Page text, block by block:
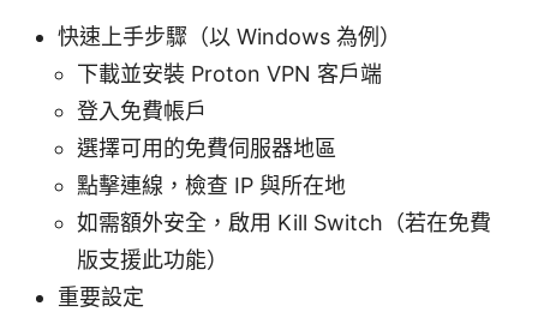
快速上手步驟（以 Windows 為例）
下載並安裝 Proton VPN 客戶端
登入免費帳戶
選擇可用的免費伺服器地區
點擊連線，檢查 IP 與所在地
如需額外安全，啟用 Kill Switch（若在免費
版支援此功能）
重要設定